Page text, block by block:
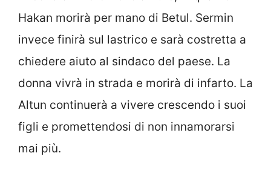
Hakan morirà per mano di Betul. Sermin
invece finirà sul lastrico e sarà costretta a
chiedere aiuto al sindaco del paese. La
donna vivrà in strada e morirà di infarto. La
Altun continuerà a vivere crescendo i suoi
figli e promettendosi di non innamorarsi
mai più.